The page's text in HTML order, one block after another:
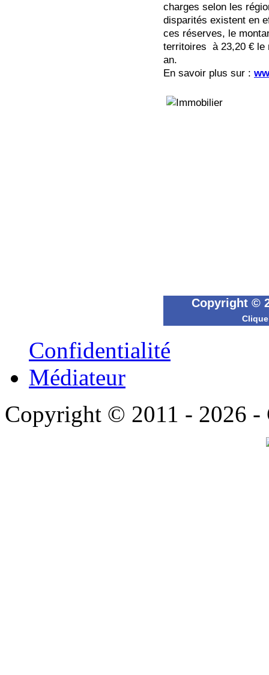
charges selon les
disparités existent en
ces réserves, le
territoires à 23,20 € le
an.
En savoir plus sur :
Copyright ©
Confidentialité
Médiateur
Copyright © 2011 - 2026 -